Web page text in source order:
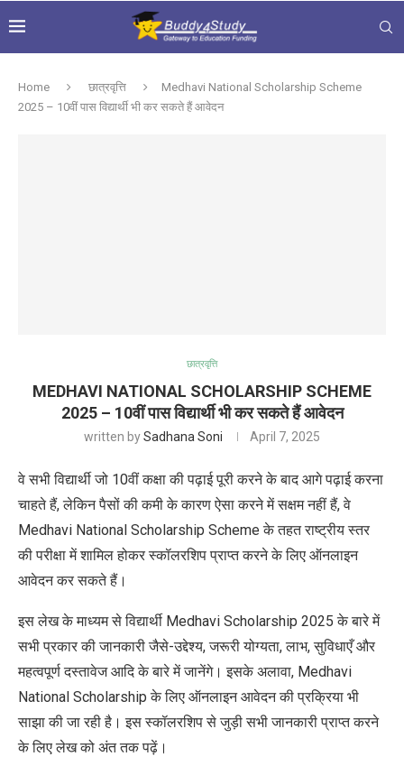
Home छात्रवृत्ति
Medhavi National Scholarship Scheme
2025 – 10वीं पास विद्यार्थी भी कर सकते हैं आवेदन
छात्रवृत्ति
MEDHAVI NATIONAL SCHOLARSHIP SCHEME
2025 – 10वीं पास विद्यार्थी भी कर सकते हैं आवेदन
written bySadhana Soni April 7, 2025
वे सभी विद्यार्थी जो 10वीं कक्षा की पढ़ाई पूरी करने के बाद आगे पढ़ाई करना
चाहते हैं, लेकिन पैसों की कमी के कारण ऐसा करने में सक्षम नहीं हैं, वे
Medhavi National Scholarship Scheme के तहत राष्ट्रीय स्तर
की परीक्षा में शामिल होकर स्कॉलरशिप प्राप्त करने के लिए ऑनलाइन
आवेदन कर सकते हैं।
इस लेख के माध्यम से विद्यार्थी Medhavi Scholarship 2025 के बारे में
सभी प्रकार की जानकारी जैसे-उद्देश्य,जरूरी योग्यता, लाभ, सुविधाएँ और
महत्वपूर्ण दस्तावेज आदि के बारे में जानेंगे। इसके अलावा, Medhavi
National Scholarship के लिए ऑनलाइन आवेदन की प्रक्रिया भी
साझा की जा रही है। इस स्कॉलरशिप से जुड़ी सभी जानकारी प्राप्त करने
के लिए लेख को अंत तक पढ़ें।